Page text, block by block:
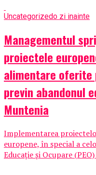
Uncategorizedo zi inainte
Managementul
proiectele
alimentare
previn abandonul
Muntenia
Implementarea
europene, în special a
Educație și Ocupare